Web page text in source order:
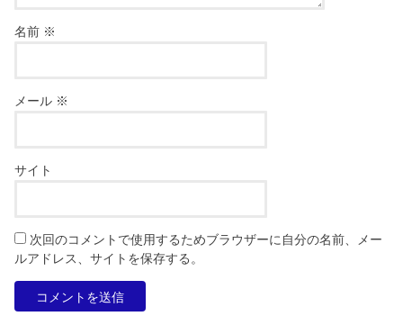
名前 ※
メール ※
サイト
次回のコメントで使用するためブラウザーに自分の名前、メー
ルアドレス、サイトを保存する。